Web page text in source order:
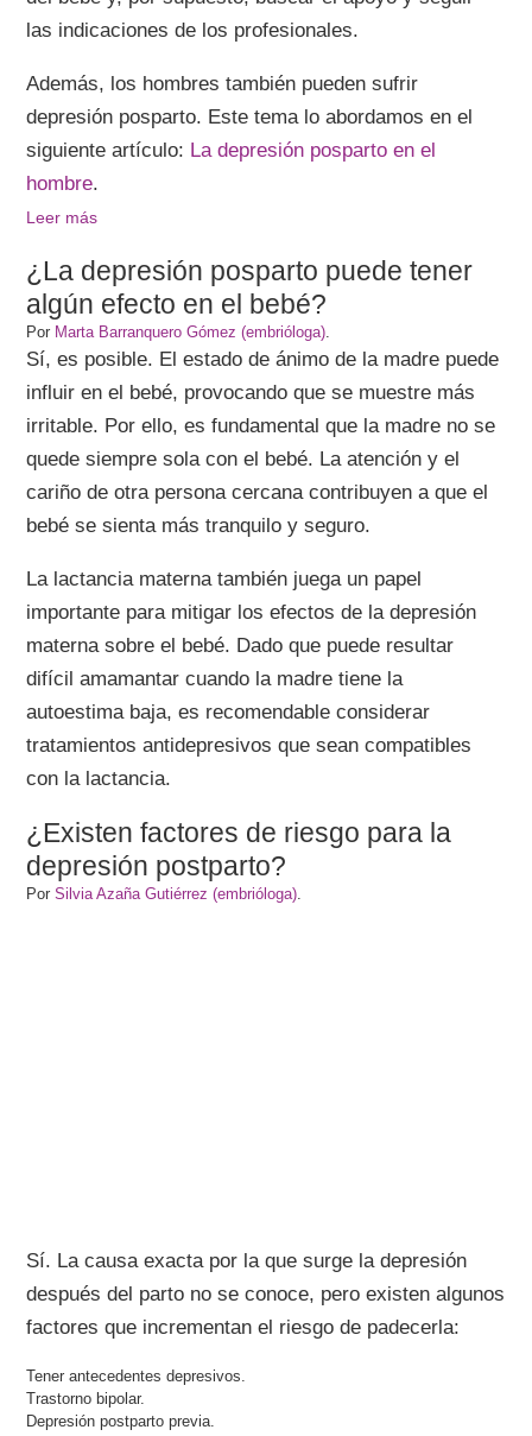
las indicaciones de los profesionales.
Además, los hombres también pueden sufrir
depresión posparto. Este tema lo abordamos en el
siguiente artículo: La depresión posparto en el
hombre.
Leer más
¿La depresión posparto puede tener
algún efecto en el bebé?
Por Marta Barranquero Gómez (embrióloga).
Sí, es posible. El estado de ánimo de la madre puede
influir en el bebé, provocando que se muestre más
irritable. Por ello, es fundamental que la madre no se
quede siempre sola con el bebé. La atención y el
cariño de otra persona cercana contribuyen a que el
bebé se sienta más tranquilo y seguro.
La lactancia materna también juega un papel
importante para mitigar los efectos de la depresión
materna sobre el bebé. Dado que puede resultar
difícil amamantar cuando la madre tiene la
autoestima baja, es recomendable considerar
tratamientos antidepresivos que sean compatibles
con la lactancia.
¿Existen factores de riesgo para la
depresión postparto?
PorSilvia Azaña Gutiérrez (embrióloga).
Sí. La causa exacta por la que surge la depresión
después del parto no se conoce, pero existen algunos
factores que incrementan el riesgo de padecerla:
Tener antecedentes depresivos.
Trastorno bipolar.
Depresión postparto previa.